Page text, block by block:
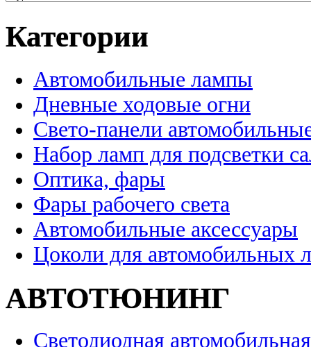
Категории
Автомобильные лампы
Дневные ходовые огни
Свето-панели
Набор ламп для подсветки
Оптика, фары
Фары рабочего света
Автомобильные аксессуары
Цоколи для автомобильных
АВТОТЮНИНГ
Светодиодная